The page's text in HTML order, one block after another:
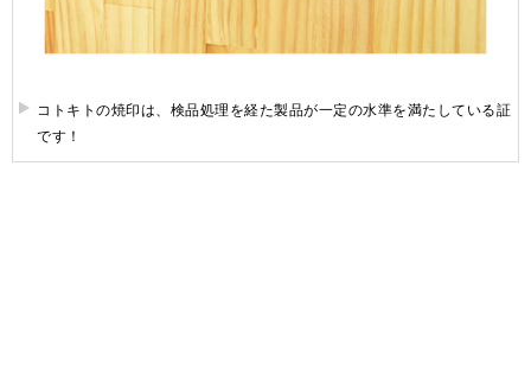
コトキトの焼印は、検品処理を経た製品が一定の水準を満たしている証
です！